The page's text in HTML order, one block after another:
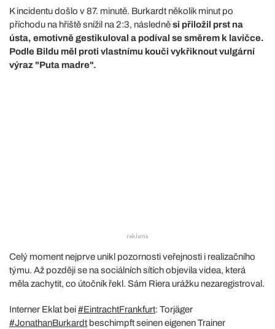
K incidentu došlo v 87. minutě. Burkardt několik minut po
příchodu na hřiště snížil na 2:3, následněsi přiložil prst na
ústa, emotivně gestikuloval a podíval se směrem k lavičce.
Podle Bildu měl proti vlastnímu kouči vykřiknout vulgární
výraz "Puta madre".
Celý moment nejprve unikl pozornosti veřejnosti i realizačního
týmu. Až později se na sociálních sítích objevila videa, která
měla zachytit, co útočník řekl. Sám Riera urážku nezaregistroval.
Interner Eklat bei#EintrachtFrankfurt: Torjäger
#JonathanBurkardt beschimpft seinen eigenen Trainer